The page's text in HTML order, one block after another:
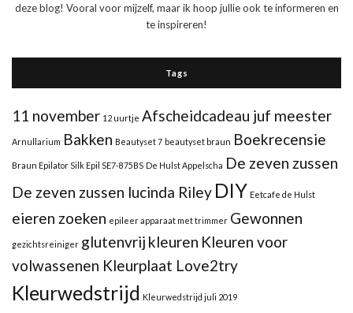
deze blog! Vooral voor mijzelf, maar ik hoop jullie ook te informeren en
te inspireren!
Tags
11 november 12 uurtje Afscheidcadeau juf meester
Arnullarium Bakken Beautyset 7 beautyset braun Boekrecensie
Braun Epilator Silk Epil SE7-875BS De Hulst Appelscha De zeven zussen
De zeven zussen lucinda Riley DIY Eetcafe de Hulst
eieren zoeken epileer apparaat met trimmer Gewonnen
gezichtsreiniger glutenvrij kleuren Kleuren voor
volwassenen Kleurplaat Love2try
Kleurwedstrijd Kleurwedstrijd juli 2019